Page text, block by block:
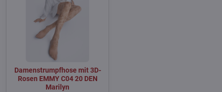
Damenstrumpfhose mit 3D-
Rosen EMMY C04 20 DEN
Marilyn